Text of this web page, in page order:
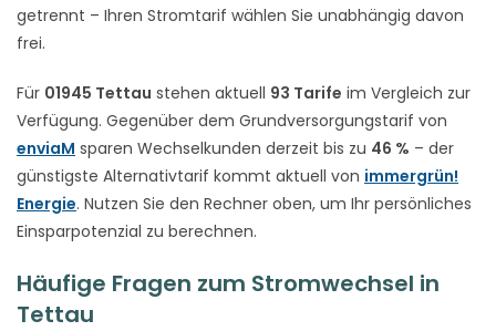
getrennt – Ihren Stromtarif wählen Sie unabhängig davon
frei.
Für 01945 Tettau stehen aktuell 93 Tarife im Vergleich zur
Verfügung. Gegenüber dem Grundversorgungstarif von
enviaM sparen Wechselkunden derzeit bis zu 46 % – der
günstigste Alternativtarif kommt aktuell von immergrün!
Energie. Nutzen Sie den Rechner oben, um Ihr persönliches
Einsparpotenzial zu berechnen.
Häufige Fragen zum Stromwechsel in
Tettau